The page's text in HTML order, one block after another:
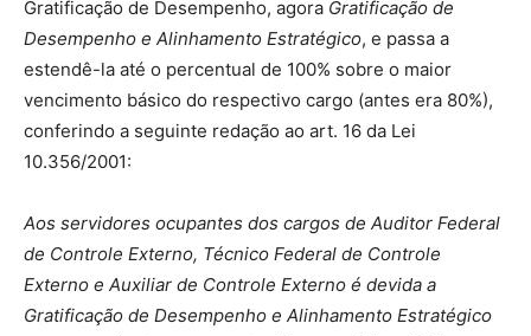
Gratificação de Desempenho, agora Gratificação de
Desempenho e Alinhamento Estratégico, e passa a
estendê-la até o percentual de 100% sobre o maior
vencimento básico do respectivo cargo (antes era 80%),
conferindo a seguinte redação ao art. 16 da Lei
10.356/2001:
Aos servidores ocupantes dos cargos de Auditor Federal
de Controle Externo, Técnico Federal de Controle
Externo e Auxiliar de Controle Externo é devida a
Gratificação de Desempenho e Alinhamento Estratégico